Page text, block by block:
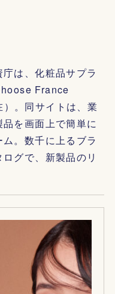
は、化粧品サプラ
France
。同サイトは、業
を画面上で簡単に
。数千に上るブラ
グで、新製品のリ